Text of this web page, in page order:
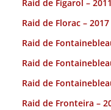
Raid de Figarol – 2011
Raid de Florac – 2017
Raid de
Raid de
Raid de
Raid de Fronteira –